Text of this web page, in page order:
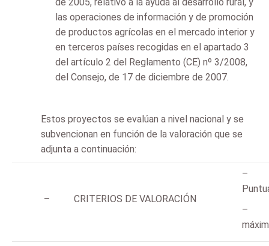
las operaciones de información y de promoción
de productos agrícolas en el mercado interior y
en terceros países recogidas en el apartado 3
del artículo 2 del Reglamento (CE) nº 3/2008,
del Consejo, de 17 de diciembre de 2007.
Estos proyectos se evalúan a nivel nacional y se
subvencionan en función de la valoración que se
adjunta a continuación:
– CRITERIOS DE VALORACIÓN
–
–